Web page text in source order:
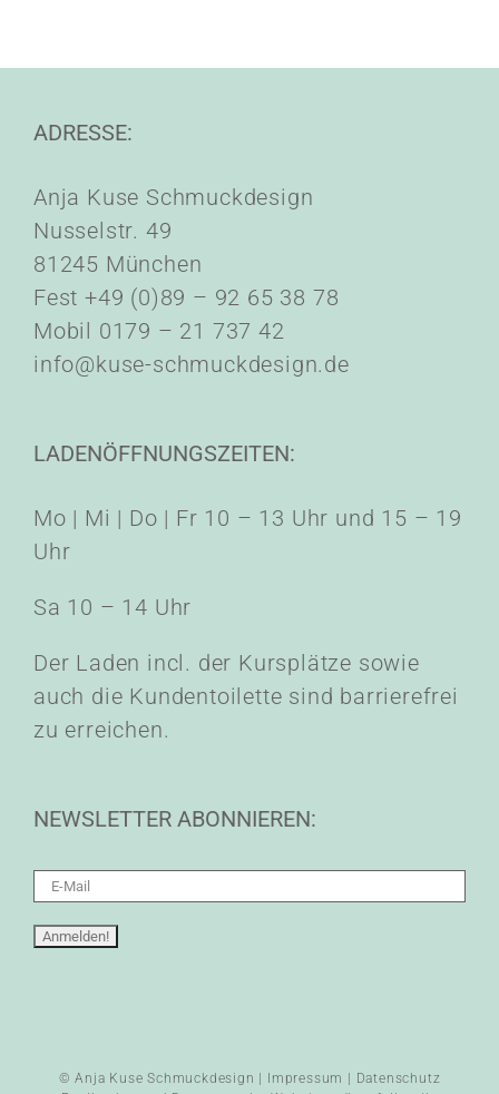
ADRESSE:
Anja Kuse Schmuckdesign
Nusselstr. 49
81245 München
Fest +49 (0)89 – 92 65 38 78
Mobil 0179 – 21 737 42
info@kuse-schmuckdesign.de
LADENÖFFNUNGSZEITEN:
Mo | Mi | Do | Fr 10 – 13 Uhr und 15 – 19
Uhr
Sa 10 – 14 Uhr
Der Laden incl. der Kursplätze sowie
auch die Kundentoilette sind barrierefrei
zu erreichen.
NEWSLETTER ABONNIEREN:
© Anja Kuse Schmuckdesign | Impressum | Datenschutz